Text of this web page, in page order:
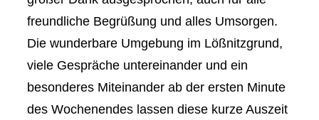
freundliche Begrüßung und alles Umsorgen.
Die wunderbare Umgebung im Lößnitzgrund,
viele Gespräche untereinander und ein
besonderes Miteinander ab der ersten Minute
des Wochenendes lassen diese kurze Auszeit